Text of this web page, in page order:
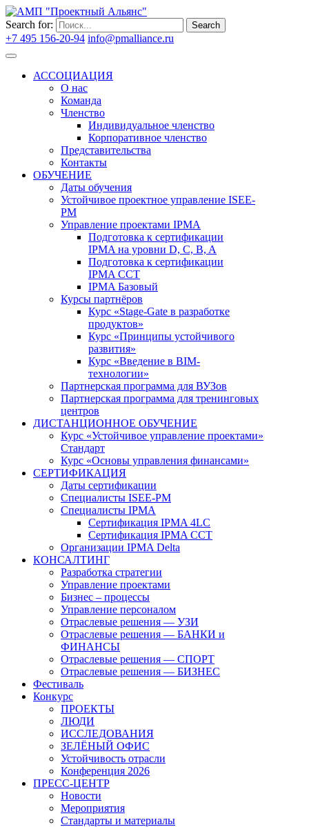
Search for: Search
+7 495 156-20-94 info@pmalliance.ru
АССОЦИАЦИЯ
О нас
Команда
Членство
Индивидуальное членство
Корпоративное членство
Представительства
Контакты
ОБУЧЕНИЕ
Даты обучения
Устойчивое проектное управление ISEE-
PM
Управление проектами IPMA
Подготовка к сертификации
IPMA на уровни D, C, B, A
Подготовка к сертификации
IPMA CCT
IPMA Базовый
Курсы партнёров
Курс «Stage-Gate в разработке
продуктов»
Курс «Принципы устойчивого
развития»
Курс «Введение в BIM-
технологии»
Партнерская программа для ВУЗов
Партнерская программа для тренинговых
центров
ДИСТАНЦИОННОЕ ОБУЧЕНИЕ
Курс «Устойчивое управление проектами»
Стандарт
Курс «Основы управления финансами»
СЕРТИФИКАЦИЯ
Даты сертификации
Специалисты ISEE-PM
Специалисты IPMA
Сертификация IPMA 4LC
Сертификация IPMA CCT
Организации IPMA Delta
КОНСАЛТИНГ
Разработка стратегии
Управление проектами
Бизнес – процессы
Управление персоналом
Отраслевые решения — УЗИ
Отраслевые решения — БАНКИ и
ФИНАНСЫ
Отраслевые решения — СПОРТ
Отраслевые решения — БИЗНЕС
Фестиваль
Конкурс
ПРОЕКТЫ
ЛЮДИ
ИССЛЕДОВАНИЯ
ЗЕЛЁНЫЙ ОФИС
Устойчивость отрасли
Конференция 2026
ПРЕСС-ЦЕНТР
Новости
Мероприятия
Стандарты и материалы